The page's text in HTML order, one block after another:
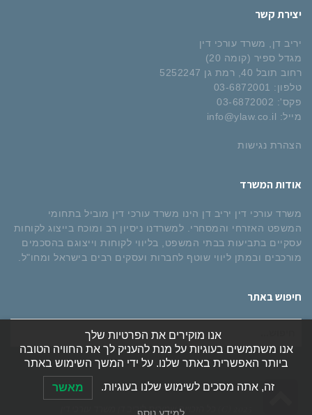
יצירת קשר
יריב דן, משרד עורכי דין
מגדל ספיר (קומה 20)
רחוב תובל 40, רמת גן 5252247
טלפון: 03-6872001
פקס': 03-6872002
מייל: info@ylaw.co.il
הצהרת נגישות
אודות המשרד
משרד עורכי דין יריב דן הינו משרד עורכי דין מוביל בתחומי
המשפט האזרחי והמסחרי. למשרדנו ניסיון רב ומוכח בייצוג לקוחות
עסקיים בתביעות בבתי המשפט, בליווי לקוחות וייצוגם בהסכמים
מורכבים ובמתן ליווי שוטף לחברות ועסקים רבים בישראל ומחו"ל.
חיפוש באתר
גלילה
אנו מוקירים את הפרטיות שלך
אנו משתמשים בעוגיות על מנת להעניק לך את החוויה הטובה
ביותר האפשרית באתר שלנו. על ידי המשך השימוש באתר
זה, אתה מסכים לשימוש שלנו בעוגיות. מאשר